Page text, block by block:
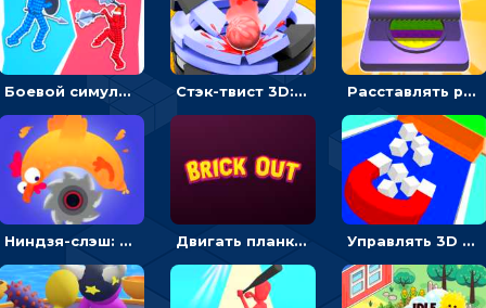
Боевой симулятор 3D: повтори позу рыцаря и победи врага Стэк-твист 3D: тапай по шарику, чтобы разбивать платформы Расставлять резиновые кубики, чтобы делать поп-ит - гиперказуальные
Ниндзя-слэш: запускай оружие по целям и становись мастером сюрикенов Двигать планку и бить шариком по цветным блокам - гиперказуальная Управлять 3D магнитом, чтобы собирать фигуры и сбрасывать в пропасть